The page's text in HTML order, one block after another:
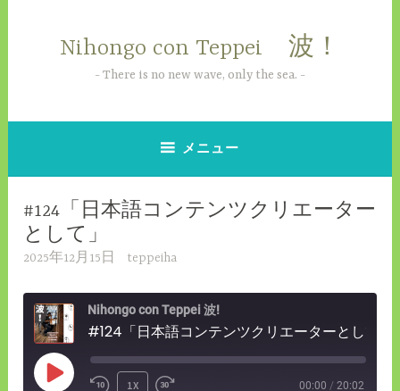
へ
Nihongo con Teppei 波！
There is no new wave, only the sea.
メニュー
#124「日本語コンテンツクリエーター
として」
2025年12月15日 teppeiha
Nihongo con Teppei 波!
#124「日本語コンテンツクリエーターとして」
PLAY
1X 00:00 / 20:02